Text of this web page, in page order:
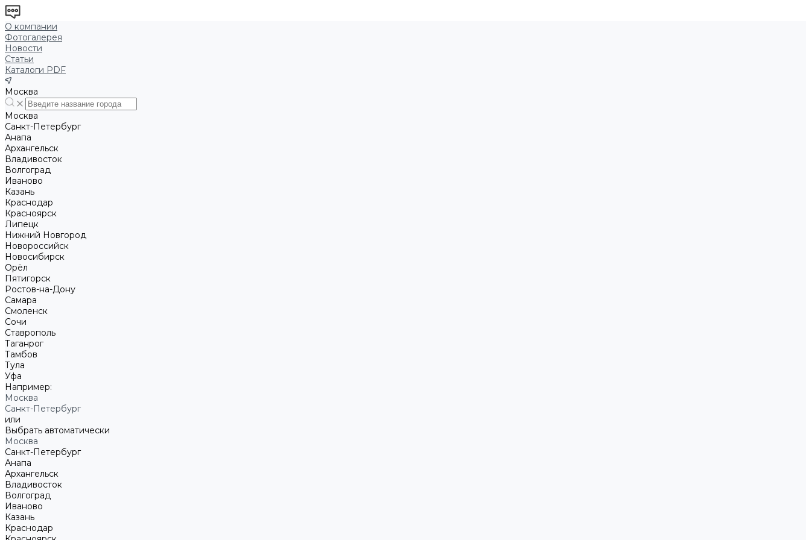
О компании
Фотогалерея
Новости
Статьи
Каталоги PDF
Москва
Москва
Санкт-Петербург
Анапа
Архангельск
Владивосток
Волгоград
Иваново
Казань
Краснодар
Красноярск
Липецк
Нижний Новгород
Новороссийск
Новосибирск
Орёл
Пятигорск
Ростов-на-Дону
Самара
Смоленск
Сочи
Ставрополь
Таганрог
Тамбов
Тула
Уфа
Например:
Москва
Санкт-Петербург
или
Выбрать автоматически
Москва
Санкт-Петербург
Анапа
Архангельск
Владивосток
Волгоград
Иваново
Казань
Краснодар